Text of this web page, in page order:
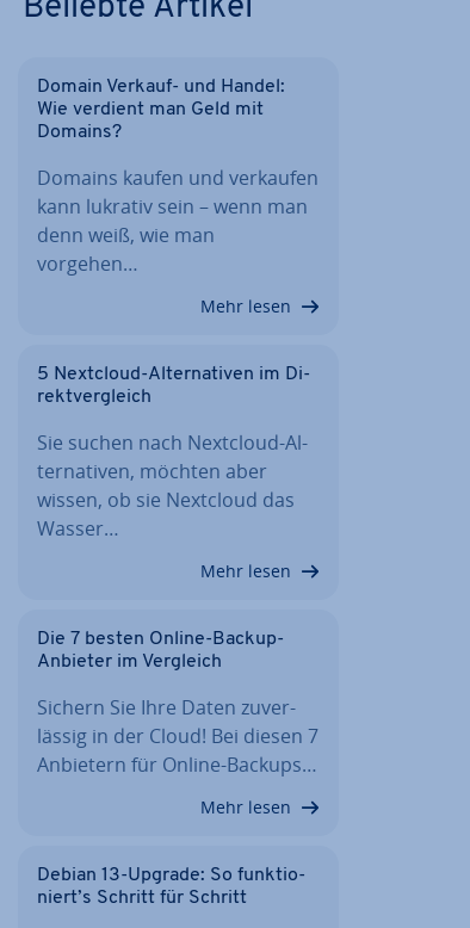
Beliebte Artikel
Domain Verkauf- und Handel:
Wie verdient man Geld mit
Domains?
Domains kaufen und verkaufen
kann lukrativ sein – wenn man
denn weiß, wie man
vorgehen…
Mehr lesen
5 Nextcloud-Al­ter­na­ti­ven im Di­
rekt­ver­gleich
Sie suchen nach Nextcloud-Al­
ter­na­ti­ven, möchten aber
wissen, ob sie Nextcloud das
Wasser…
Mehr lesen
Die 7 besten Online-Backup-
Anbieter im Vergleich
Sichern Sie Ihre Daten zu­ver­
läs­sig in der Cloud! Bei diesen 7
Anbietern für Online-Backups…
Mehr lesen
Debian 13-Upgrade: So funk­tio­
niert’s Schritt für Schritt